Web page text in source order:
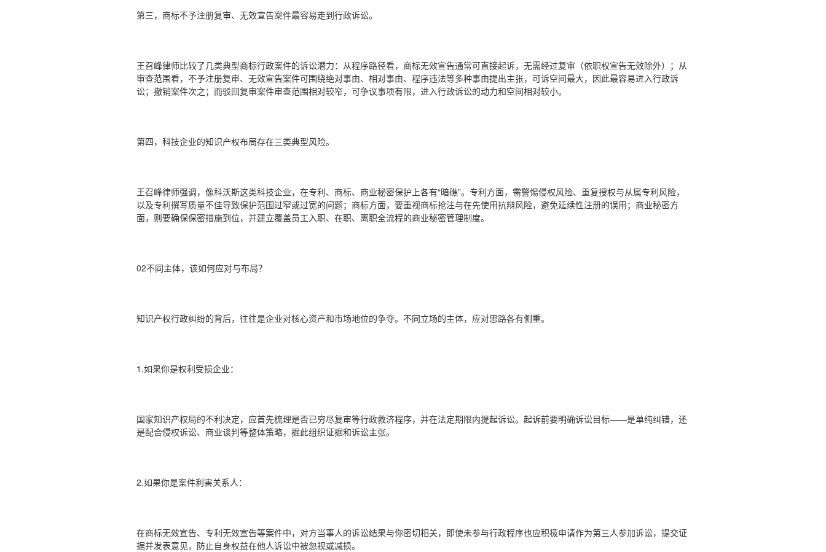
第三，商标不予注册复审、无效宣告案件最容易走到行政诉讼。
王召峰律师比较了几类典型商标行政案件的诉讼潜力：从程序路径看，商标无效宣告通常可直接起诉，无需经过复审（依职权宣告无效除外）；从
审查范围看，不予注册复审、无效宣告案件可围绕绝对事由、相对事由、程序违法等多种事由提出主张，可诉空间最大，因此最容易进入行政诉
讼；撤销案件次之；而驳回复审案件审查范围相对较窄，可争议事项有限，进入行政诉讼的动力和空间相对较小。
第四，科技企业的知识产权布局存在三类典型风险。
王召峰律师强调，像科沃斯这类科技企业，在专利、商标、商业秘密保护上各有“暗礁”。专利方面，需警惕侵权风险、重复授权与从属专利风险，
以及专利撰写质量不佳导致保护范围过窄或过宽的问题；商标方面，要重视商标抢注与在先使用抗辩风险，避免延续性注册的误用；商业秘密方
面，则要确保保密措施到位，并建立覆盖员工入职、在职、离职全流程的商业秘密管理制度。
02不同主体，该如何应对与布局？
知识产权行政纠纷的背后，往往是企业对核心资产和市场地位的争夺。不同立场的主体，应对思路各有侧重。
1.如果你是权利受损企业：
国家知识产权局的不利决定，应首先梳理是否已穷尽复审等行政救济程序，并在法定期限内提起诉讼。起诉前要明确诉讼目标——是单纯纠错，还
是配合侵权诉讼、商业谈判等整体策略，据此组织证据和诉讼主张。
2.如果你是案件利害关系人：
在商标无效宣告、专利无效宣告等案件中，对方当事人的诉讼结果与你密切相关，即使未参与行政程序也应积极申请作为第三人参加诉讼，提交证
据并发表意见，防止自身权益在他人诉讼中被忽视或减损。